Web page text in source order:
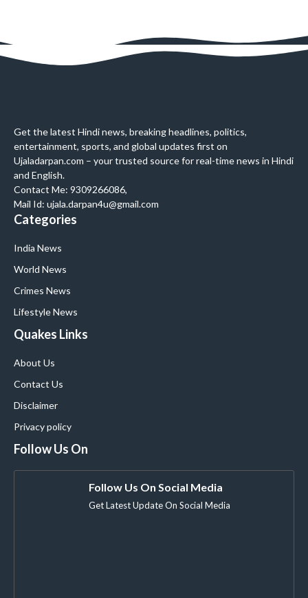
Get the latest Hindi news, breaking headlines, politics,
entertainment, sports, and global updates first on
Ujaladarpan.com – your trusted source for real-time news in Hindi
and English.
Contact Me: 9309266086,
Mail Id: ujala.darpan4u@gmail.com
Categories
India News
World News
Crimes News
Lifestyle News
Quakes Links
About Us
Contact Us
Disclaimer
Privacy policy
Follow Us On
Follow Us On Social Media
Get Latest Update On Social Media